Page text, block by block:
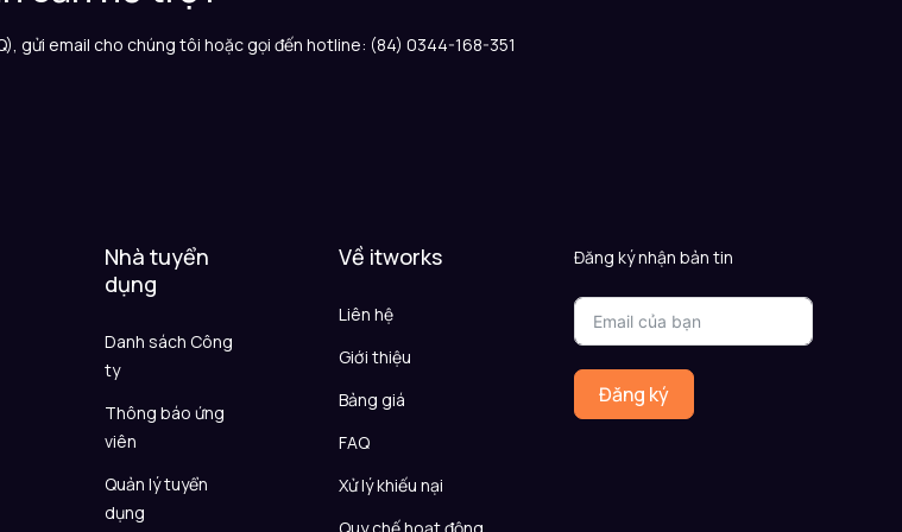
gửi email cho chúng tôi hoặc gọi đến hotline: (84) 0344-168-351
Nhà tuyển
dụng
Danh sách Công
ty
Thông báo ứng
viên
Quản lý tuyển
dụng
Về itworks
Liên hệ
Giới thiệu
Bảng giá
FAQ
Xử lý khiếu nại
Đăng ký nhận bản tin
Đăng ký